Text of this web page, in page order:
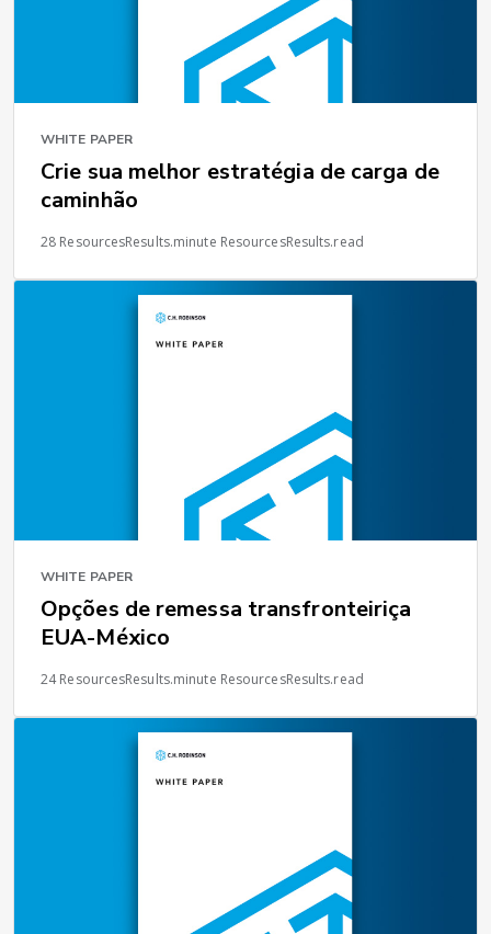
WHITE PAPER
Crie sua melhor estratégia de carga de
caminhão
28 ResourcesResults.minute ResourcesResults.read
WHITE PAPER
Opções de remessa transfronteiriça
EUA-México
24 ResourcesResults.minute ResourcesResults.read